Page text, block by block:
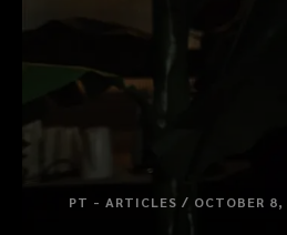
PT - ARTICLES / OCTOBER